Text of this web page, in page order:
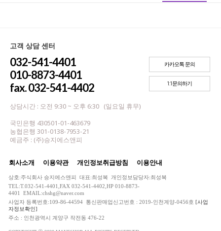
고객 상담 센터
032-541-4401
010-8873-4401
fax. 032-541-4402
상담시간 : 오전 9:30 ~ 오후 6:30 (일요일 휴무)
국민은행 430501-01-463679
농협은행 301-0138-7953-21
예금주 : (주)승지에스앤피
카카오톡 문의
1:1문의하기
회사소개 이용약관 개인정보취급방침 이용안내
상호:주식회사 승지에스앤피 대표:최성복 개인정보담당자:최성복
TEL:T.032-541-4401,FAX 032-541-4402,HP 010-8873-
4401 EMAIL:chshg@naver.com
사업자 등록번호:109-86-44594 통신판매업신고번호 : 2019-인천계양-0456호 [사업
자정보확인]
주소 : 인천광역시 계양구 작전동 476-22